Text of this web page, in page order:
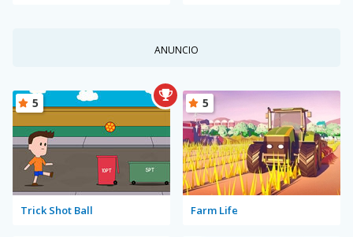
ANUNCIO
Trick Shot Ball
5
Farm Life
5